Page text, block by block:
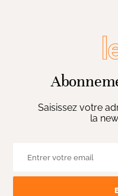
Saisissez votre
la